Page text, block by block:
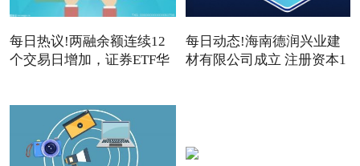
每日热议!两融余额连续12
个交易日增加，证券ETF华
每日动态!海南德润兴业建
材有限公司成立 注册资本1